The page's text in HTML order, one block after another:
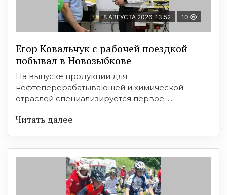
8 АВГУСТА 2026, 13:52 10
Егор Ковальчук с рабочей поездкой
побывал в Новозыбкове
На выпуске продукции для
нефтеперерабатывающей и химической
отраслей специализируется первое. ...
Читать далее